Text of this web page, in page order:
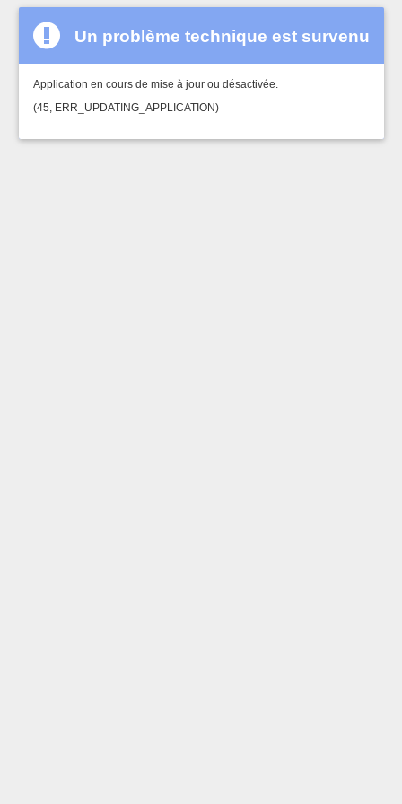
Un problème technique est survenu
Application en cours de mise à jour ou désactivée.
(45, ERR_UPDATING_APPLICATION)